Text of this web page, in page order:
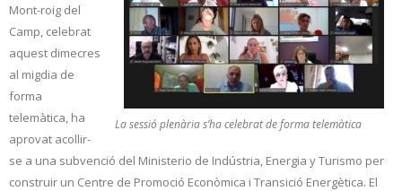
La sessió plenària s’ha celebrat de forma telemàtica
Mont-roig del
Camp, celebrat
aquest dimecres
al migdia de
forma
telemàtica, ha
aprovat acollir-
se a una subvenció del Ministerio de Indústria, Energia y Turismo per
construir un Centre de Promoció Econòmica i Transició Energètica. El